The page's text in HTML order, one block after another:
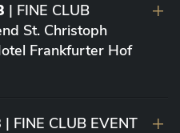
| FINE CLUB
St. Christoph
Frankfurter Hof
| FINE CLUB EVENT